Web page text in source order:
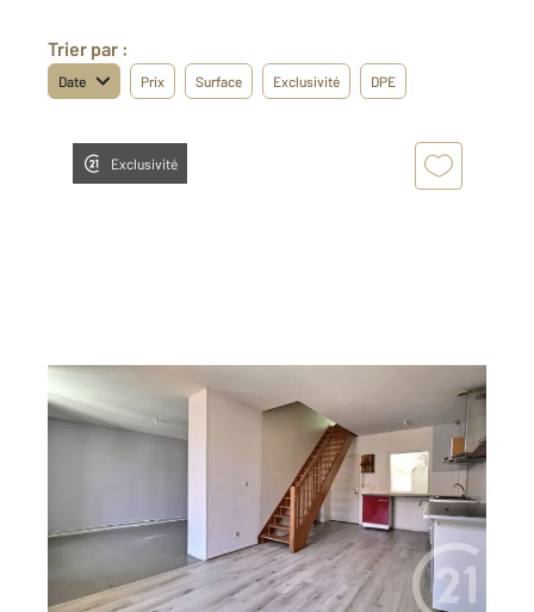
Trier par :
Date Prix Surface Exclusivité DPE
Exclusivité
MONTLUEL 01
54 m2, 4 pièces
Ref : 10026
Appartement F3 Bis à louer
760 €
par mois charges comprises